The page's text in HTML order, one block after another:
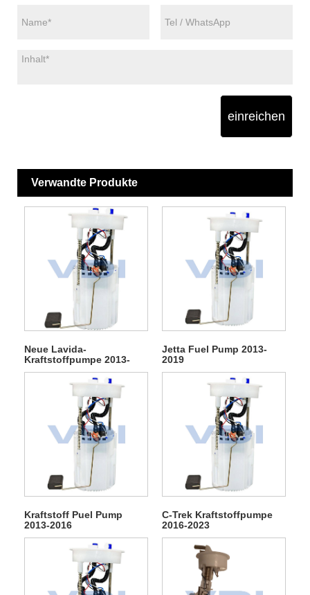
einreichen
Verwandte Produkte
Neue Lavida-
Kraftstoffpumpe 2013-
2023
Jetta Fuel Pump 2013-
2019
Kraftstoff Puel Pump
2013-2016
C-Trek Kraftstoffpumpe
2016-2023